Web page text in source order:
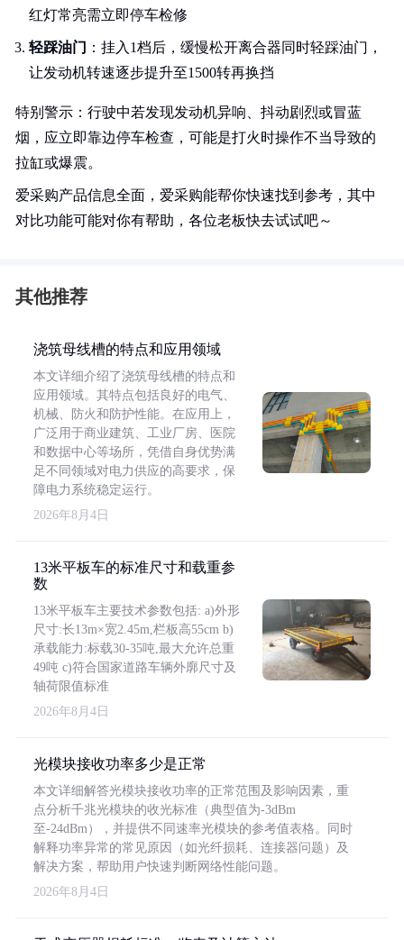
红灯常亮需立即停车检修
轻踩油门 ：挂入1档后，缓慢松开离合器同时轻踩油门，
让发动机转速逐步提升至1500转再换挡
特别警示：行驶中若发现发动机异响、抖动剧烈或冒蓝
烟，应立即靠边停车检查，可能是打火时操作不当导致的
拉缸或爆震。
爱采购产品信息全面，爱采购能帮你快速找到参考，其中
对比功能可能对你有帮助，各位老板快去试试吧～
其他推荐
浇筑母线槽的特点和应用领域
本文详细介绍了浇筑母线槽的特点和
应用领域。其特点包括良好的电气、
机械、防火和防护性能。在应用上，
广泛用于商业建筑、工业厂房、医院
和数据中心等场所，凭借自身优势满
足不同领域对电力供应的高要求，保
障电力系统稳定运行。
2026年8月4日
13米平板车的标准尺寸和载重参
数
13米平板车主要技术参数包括: a)外形
尺寸:长13m×宽2.45m,栏板高55cm b)
承载能力:标载30-35吨,最大允许总重
49吨 c)符合国家道路车辆外廓尺寸及
轴荷限值标准
2026年8月4日
光模块接收功率多少是正常
本文详细解答光模块接收功率的正常范围及影响因素，重
点分析千兆光模块的收光标准（典型值为-3dBm
至-24dBm），并提供不同速率光模块的参考值表格。同时
解释功率异常的常见原因（如光纤损耗、连接器问题）及
解决方案，帮助用户快速判断网络性能问题。
2026年8月4日